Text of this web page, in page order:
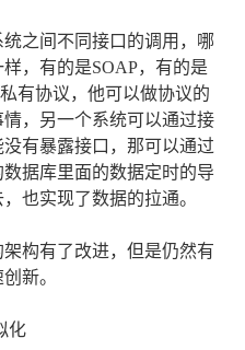
之间不同接口的调用，哪
，有的是SOAP，有的是
有协议，他可以做协议的
，另一个系统可以通过接
有暴露接口，那可以通过
据库里面的数据定时的导
也实现了数据的拉通。
构有了改进，但是仍然有
新。
化